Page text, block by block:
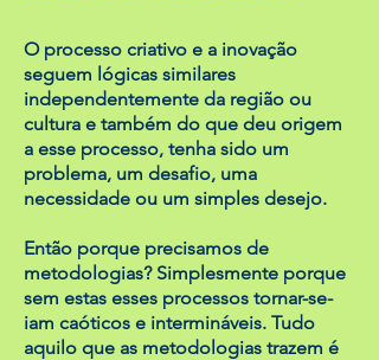
O processo criativo e a inovação
seguem lógicas similares
independentemente da região ou
cultura e também do que deu origem
a esse processo, tenha sido um
problema, um desafio, uma
necessidade ou um simples desejo.
Então porque precisamos de
metodologias? Simplesmente porque
sem estas esses processos tornar-se-
iam caóticos e intermináveis. Tudo
aquilo que as metodologias trazem é